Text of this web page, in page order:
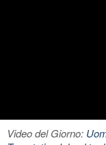
Video del Giorno: